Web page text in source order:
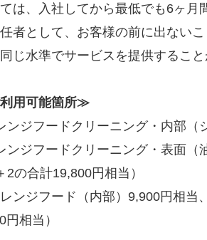
は、入社してから最低でも6ヶ月
者として、お客様の前に出ない
じ水準でサービスを提供すること
用可能箇所≫
ンジフードクリーニング・内部
ンジフードクリーニング・表面
2の合計19,800円相当）
ジフード（内部）9,900円相当
円相当）